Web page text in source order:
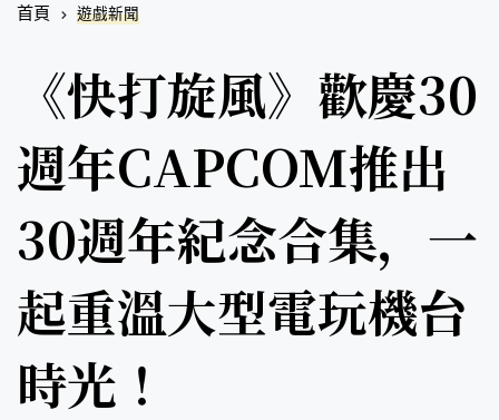
首頁 遊戲新聞
《快打旋風》歡慶30
週年CAPCOM推出
30週年紀念合集，一
起重溫大型電玩機台
時光！